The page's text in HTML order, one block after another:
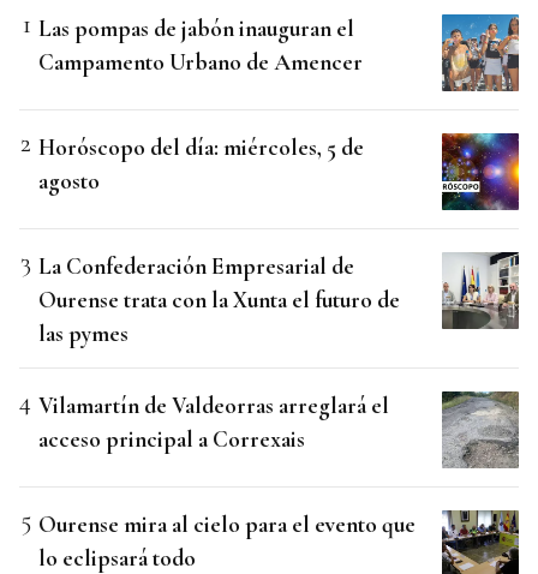
Las pompas de jabón inauguran el
Campamento Urbano de Amencer
Horóscopo del día: miércoles, 5 de
agosto
La Confederación Empresarial de
Ourense trata con la Xunta el futuro de
las pymes
Vilamartín de Valdeorras arreglará el
acceso principal a Correxais
Ourense mira al cielo para el evento que
lo eclipsará todo